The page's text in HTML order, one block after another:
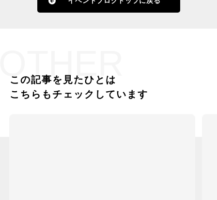
この記事を見たひとは
こちらもチェックしています